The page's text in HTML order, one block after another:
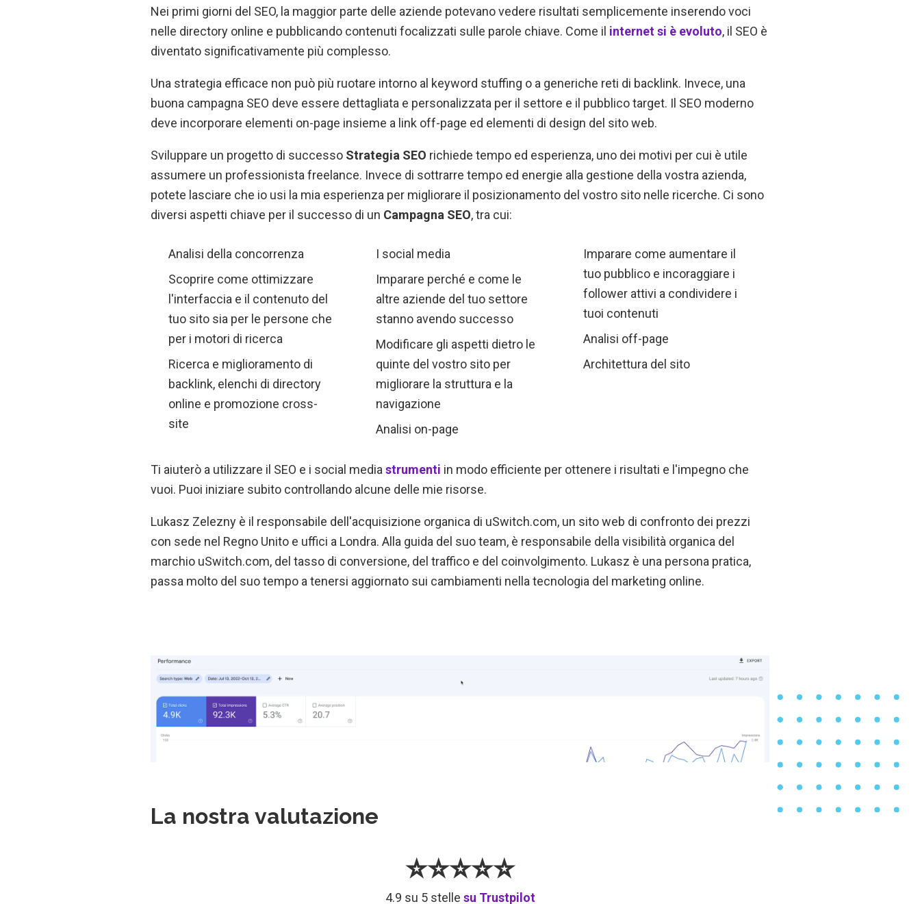
Nei primi giorni del SEO, la maggior parte delle aziende potevano vedere risultati semplicemente inserendo voci
nelle directory online e pubblicando contenuti focalizzati sulle parole chiave. Come il internet si è evoluto, il SEO è
diventato significativamente più complesso.
Una strategia efficace non può più ruotare intorno al keyword stuffing o a generiche reti di backlink. Invece, una
buona campagna SEO deve essere dettagliata e personalizzata per il settore e il pubblico target. Il SEO moderno
deve incorporare elementi on-page insieme a link off-page ed elementi di design del sito web.
Sviluppare un progetto di successo Strategia SEO richiede tempo ed esperienza, uno dei motivi per cui è utile
assumere un professionista freelance. Invece di sottrarre tempo ed energie alla gestione della vostra azienda,
potete lasciare che io usi la mia esperienza per migliorare il posizionamento del vostro sito nelle ricerche. Ci sono
diversi aspetti chiave per il successo di un Campagna SEO, tra cui:
Analisi della concorrenza
Scoprire come ottimizzare
l'interfaccia e il contenuto del
tuo sito sia per le persone che
per i motori di ricerca
Ricerca e miglioramento di
backlink, elenchi di directory
online e promozione cross-
site
I social media
Imparare perché e come le
altre aziende del tuo settore
stanno avendo successo
Modificare gli aspetti dietro le
quinte del vostro sito per
migliorare la struttura e la
navigazione
Analisi on-page
Imparare come aumentare il
tuo pubblico e incoraggiare i
follower attivi a condividere i
tuoi contenuti
Analisi off-page
Architettura del sito
Ti aiuterò a utilizzare il SEO e i social media strumenti in modo efficiente per ottenere i risultati e l'impegno che
vuoi. Puoi iniziare subito controllando alcune delle mie risorse.
Lukasz Zelezny è il responsabile dell'acquisizione organica di uSwitch.com, un sito web di confronto dei prezzi
con sede nel Regno Unito e uffici a Londra. Alla guida del suo team, è responsabile della visibilità organica del
marchio uSwitch.com, del tasso di conversione, del traffico e del coinvolgimento. Lukasz è una persona pratica,
passa molto del suo tempo a tenersi aggiornato sui cambiamenti nella tecnologia del marketing online.
Prima/dopo il coinvolgimento del consulente SEO
Da 1,5k click a 4,9 click - miglioramento di 366% (periodo di 3 mesi)
La nostra valutazione
⭐⭐⭐⭐⭐
4.9 su 5 stelle su Trustpilot